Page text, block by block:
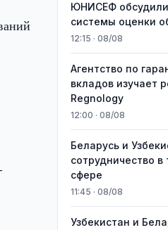
ЮНИСЕФ обсудили
системы оценки
12:15 · 08/08
Агентство по
вкладов изучает
Regnology
12:00 · 08/08
Беларусь и
сотрудничество
сфере
11:45 · 08/08
Узбекистан и